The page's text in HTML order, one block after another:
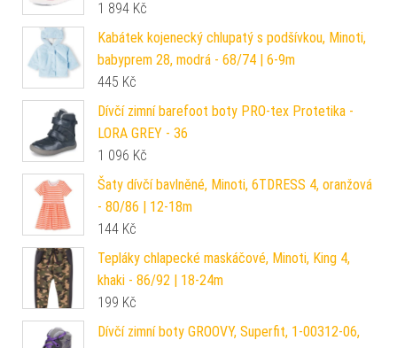
1 894 Kč
Kabátek kojenecký chlupatý s podšívkou, Minoti,
babyprem 28, modrá - 68/74 | 6-9m
445 Kč
Dívčí zimní barefoot boty PRO-tex Protetika -
LORA GREY - 36
1 096 Kč
Šaty dívčí bavlněné, Minoti, 6TDRESS 4, oranžová
- 80/86 | 12-18m
144 Kč
Tepláky chlapecké maskáčové, Minoti, King 4,
khaki - 86/92 | 18-24m
199 Kč
Dívčí zimní boty GROOVY, Superfit, 1-00312-06,